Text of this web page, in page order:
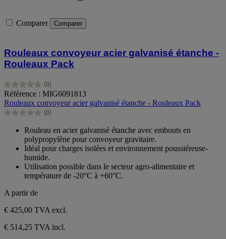
Comparer Comparer
Rouleaux convoyeur acier galvanisé étanche -
Rouleaux Pack
(0)
0.0
sur
5
étoiles.
Référence : MIG6091813
Rouleaux convoyeur acier galvanisé étanche - Rouleaux Pack
(0)
0.0
étoiles.
Rouleau en acier galvanisé étanche avec embouts en
polypropylène pour convoyeur gravitaire.
Idéal pour charges isolées et environnement poussiéreuse-
humide.
Utilisation possible dans le secteur agro-alimentaire et
température de -20°C à +60°C.
A partir de
€ 425,00 TVA excl.
€ 514,25 TVA incl.